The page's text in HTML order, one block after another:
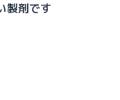
製剤です